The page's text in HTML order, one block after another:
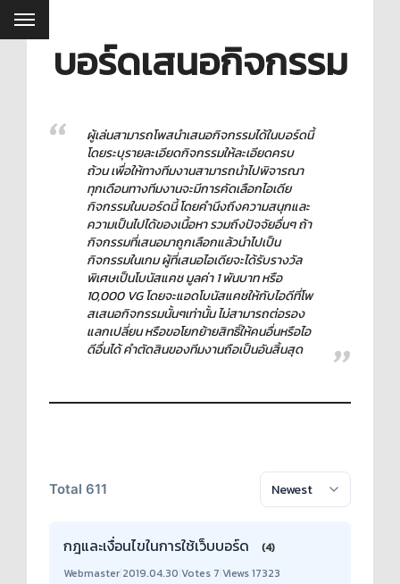
บอร์ดเสนอกิจกรรม
ผู้เล่นสามารถโพสนำเสนอกิจกรรมได้ในบอร์ดนี้
โดยระบุรายละเอียดกิจกรรมให้ละเอียดครบ
ถ้วน เพื่อให้ทางทีมงานสามารถนำไปพิจารณา
ทุกเดือนทางทีมงานจะมีการคัดเลือกไอเดีย
กิจกรรมในบอร์ดนี้ โดยคำนึงถึงความสนุกและ
ความเป็นไปได้ของเนื้อหา รวมถึงปัจจัยอื่นๆ ถ้า
กิจกรรมที่เสนอมาถูกเลือกแล้วนำไปเป็น
กิจกรรมในเกม ผู้ที่เสนอไอเดียจะได้รับรางวัล
พิเศษเป็นโบนัสแคช มูลค่า 1 พันบาท หรือ
10,000 VG โดยจะแอดโบนัสแคชให้กับไอดีที่โพ
สเสนอกิจกรรมนั้นๆเท่านั้น ไม่สามารถต่อรอง
แลกเปลี่ยน หรือขอโยกย้ายสิทธิ์ให้คนอื่นหรือไอ
ดีอื่นได้ คำตัดสินของทีมงานถือเป็นอันสิ้นสุด
Total 611
กฎและเงื่อนไขในการใช้เว็บบอร์ด
(4)
Webmaster 2019.04.30 Votes 7 Views 17323